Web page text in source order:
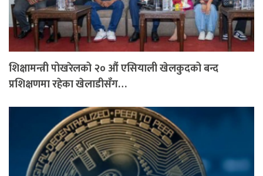
शिक्षामन्त्री पोखरेलको २० औं एसियाली खेलकुदको बन्द
प्रशिक्षणमा रहेका खेलाडीसँग…